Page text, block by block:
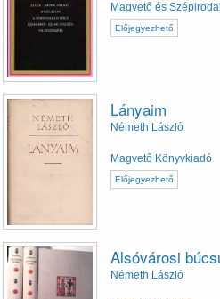
Magvető és
Előjegyezhető
Lányaim
Németh László
Magvető Könyvkiadó
Előjegyezhető
Alsóvárosi
Németh László